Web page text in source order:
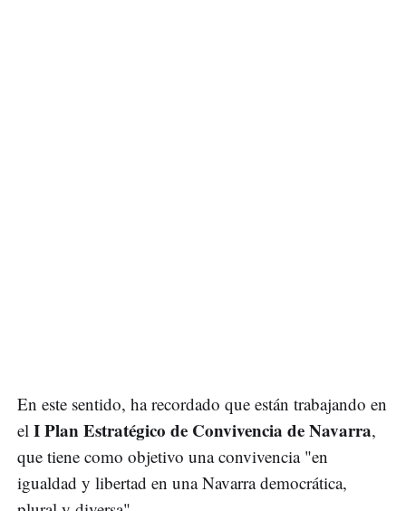
En este sentido, ha recordado que están trabajando en
el I Plan Estratégico de Convivencia de Navarra,
que tiene como objetivo una convivencia "en
igualdad y libertad en una Navarra democrática,